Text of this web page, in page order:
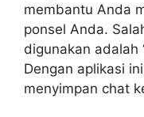
membantu Anda
ponsel Anda.
digunakan adalah
Dengan aplikasi
menyimpan chat